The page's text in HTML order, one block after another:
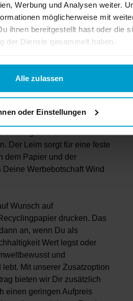
Werbung und Analysen weiter.
möglicherweise mit
ihnen bereitgestellt hast oder die
der Dienste gesammelt haben.
Alle zulassen
oder Einstellungen
wählst dann zwischen
für den Druck. Wir bieten Dir
auch als
Der Leim sorgt für eine feste
dem Papier und der
Werbebotschaft Wind
Wunsch auf
drucken. Das
an, wenn Du als
Wert legst oder
und
Mit unserer Zusatzoption
bieten wir Dir zusätzlich
einen geringen Aufpreis